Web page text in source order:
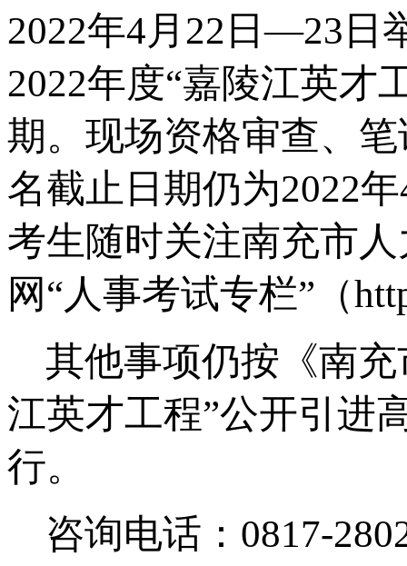
2022年4月 22 日—23 日
2022年度“嘉陵江英才
期。现场资格审查、
名截止日期仍为2022年
考生随时关注南充市
网 “人事考试专栏” （
其他事项仍按《南
江英才工程”公开引进
行。
咨询电话： 0817-